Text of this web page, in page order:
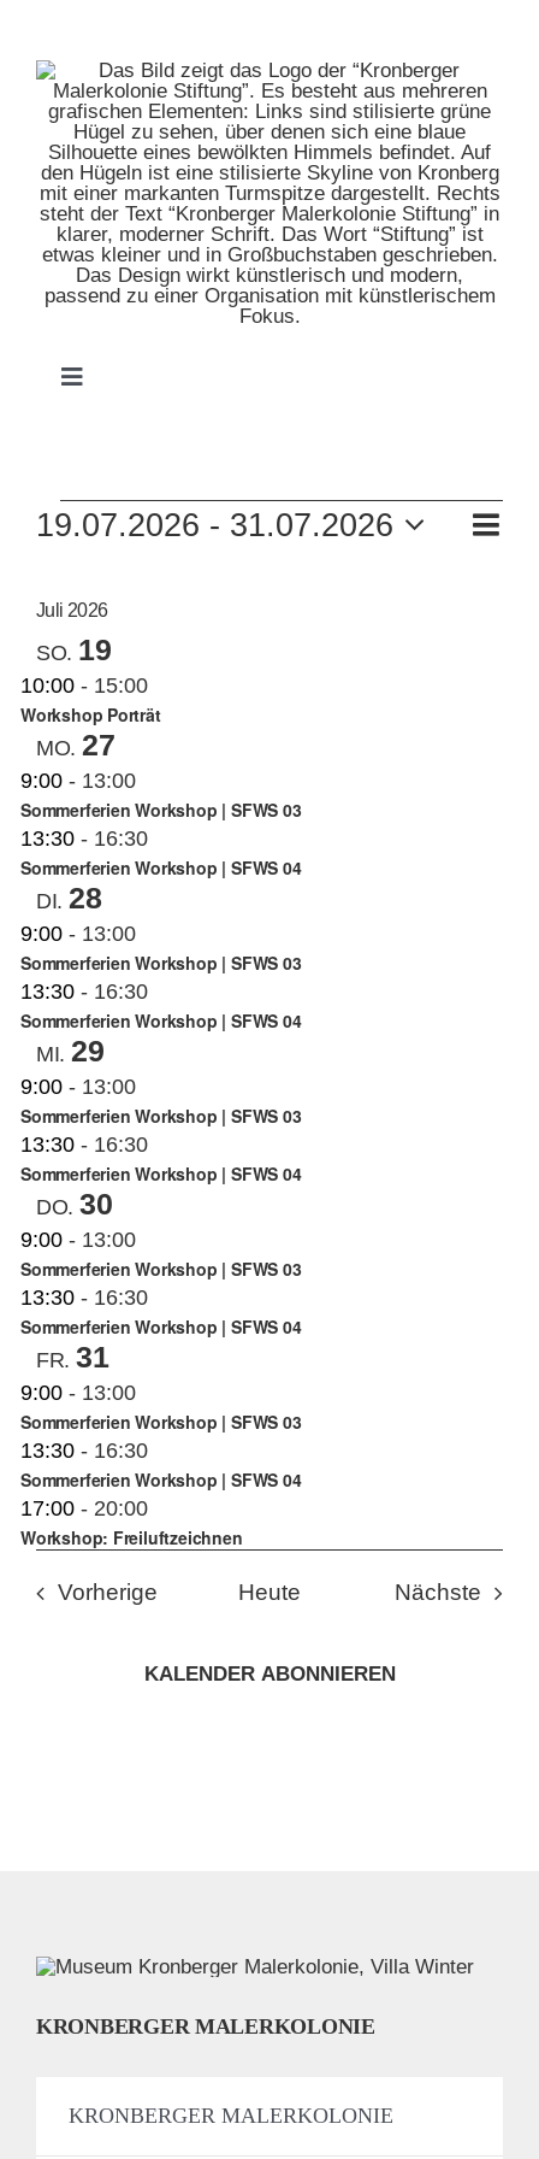
springen
Toggle
MUSEUM
KUNSTSCHULE
KRONBERGER MALERKOLONIE
SUCHE
NACH:
VERANSTALTUNGEN
19.07.2026 - 31.07.2026
auswählen.
Juli 2026
SO. 19
10:00 - 15:00
Workshop Porträt
MO. 27
9:00 - 13:00
Sommerferien Workshop | SFWS 03
13:30 - 16:30
Sommerferien Workshop | SFWS 04
DI. 28
9:00 - 13:00
Sommerferien Workshop | SFWS 03
13:30 - 16:30
Sommerferien Workshop | SFWS 04
MI. 29
9:00 - 13:00
Sommerferien Workshop | SFWS 03
13:30 - 16:30
Sommerferien Workshop | SFWS 04
DO. 30
9:00 - 13:00
Sommerferien Workshop | SFWS 03
13:30 - 16:30
Sommerferien Workshop | SFWS 04
FR. 31
9:00 - 13:00
Sommerferien Workshop | SFWS 03
13:30 - 16:30
Sommerferien Workshop | SFWS 04
17:00 - 20:00
Workshop: Freiluftzeichnen
Vorherige Veranstaltungen
Heute Nächste
KALENDER ABONNIEREN
KRONBERGER MALERKOLONIE
KRONBERGER MALERKOLONIE